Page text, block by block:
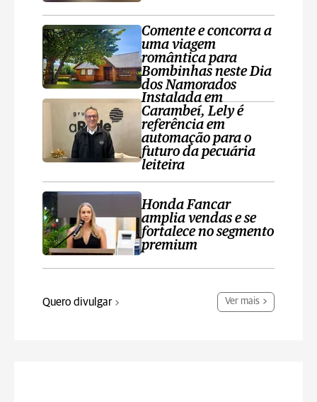
Comente e concorra a
uma viagem
romântica para
Bombinhas neste Dia
dos Namorados
Instalada em
Carambeí, Lely é
referência em
automação para o
futuro da pecuária
leiteira
Honda Fancar
amplia vendas e se
fortalece no segmento
premium
Quero divulgar Ver mais